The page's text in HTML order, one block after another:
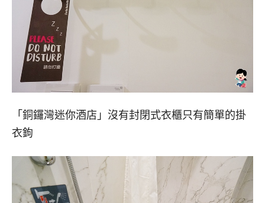
「銅鑼灣迷你酒店」沒有封閉式衣櫃只有簡單的掛
衣鉤